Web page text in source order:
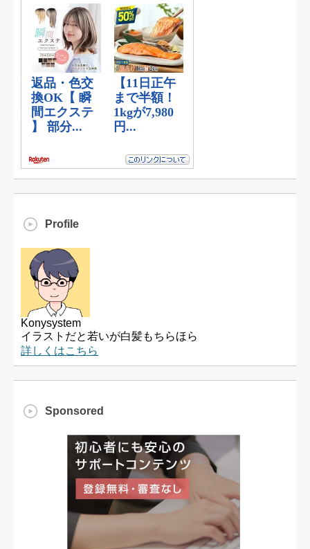
Profile
Konysystem
イラストだと若いが白髪もちらほら
詳しくはこちら
Sponsored